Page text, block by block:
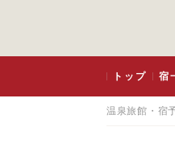
トップ 宿
温泉旅館・宿